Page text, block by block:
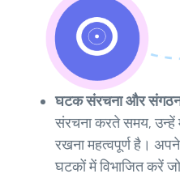
घटक संरचना और
संरचना करते समय, उन्हें
रखना महत्वपूर्ण है।
घटकों में विभाजित करें जो